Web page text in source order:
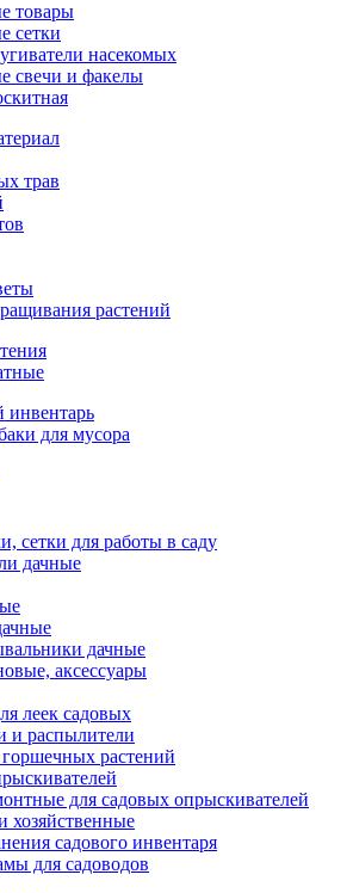
товары
сетки
насекомых
свечи и факелы
трав
растений
инвентарь
для мусора
сетки для работы в саду
дачные
дачные
аксессуары
леек садовых
и распылители
растений
для садовых опрыскивателей
хозяйственные
садового инвентаря
для садоводов